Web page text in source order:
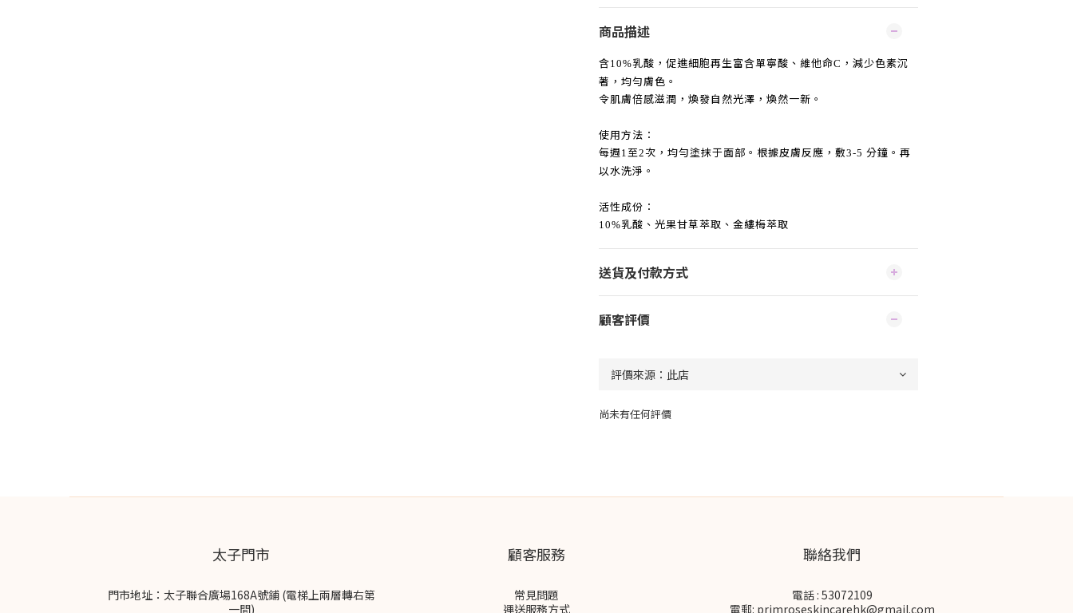
商品描述
含10%乳酸，促進細胞再生富含單寧酸、維他命C ，減少色素沉
著，均勻膚色。
令肌膚倍感滋潤，煥發自然光澤，煥然一新。
使用方法：
每週 1至2次，均勻塗抹于面部。根據皮膚反應，敷3-5 分鐘。再
以水洗淨。
活性成份：
10%乳酸、光果甘草萃取、金縷梅萃取
送貨及付款方式
顧客評價
尚未有任何評價
太子門市
門市地址：太子聯合廣場168A號鋪 (電梯上兩層轉右第
一間)
顧客服務
常見問題
運送服務方式
聯絡我們
電話 : 53072109
電郵: primroseskincarehk@gmail.com